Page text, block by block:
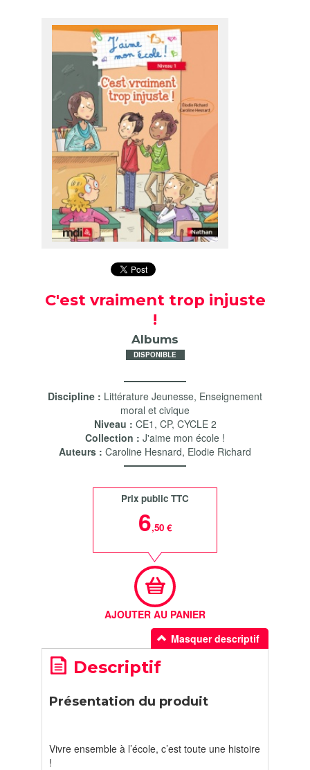
C'est vraiment trop injuste
!
Albums
DISPONIBLE
Discipline : Littérature Jeunesse, Enseignement
moral et civique
Niveau : CE1 , CP, CYCLE 2
Collection : J'aime mon école !
Auteurs : Caroline Hesnard, Elodie Richard
Prix public TTC
6,50 €
AJOUTER AU PANIER
Masquer descriptif
Descriptif
Présentation du produit
Vivre ensemble à l’école, c’est toute une histoire
!